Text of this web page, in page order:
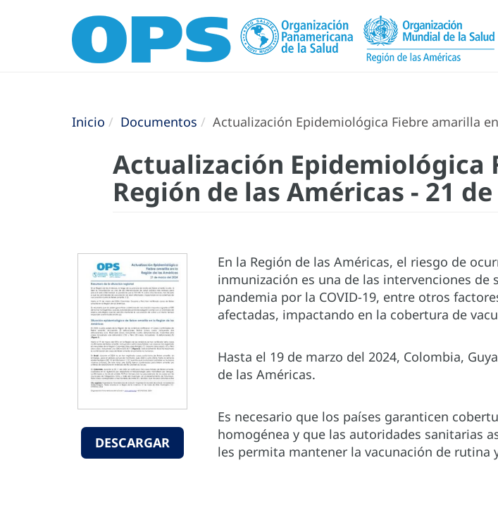
Inicio Documentos Actualización Epidemiológica Fiebre amarilla
Actualización Epidemiológica
Región de las Américas - 21
DESCARGAR
En la Región de las Américas, el riesgo de
inmunización es una de las intervenciones
pandemia por la COVID-19, entre otros
afectadas, impactando en la cobertura de
Hasta el 19 de marzo del 2024, Colombia,
de las Américas.
Es necesario que los países garanticen
homogénea y que las autoridades sanitarias
les permita mantener la vacunación de